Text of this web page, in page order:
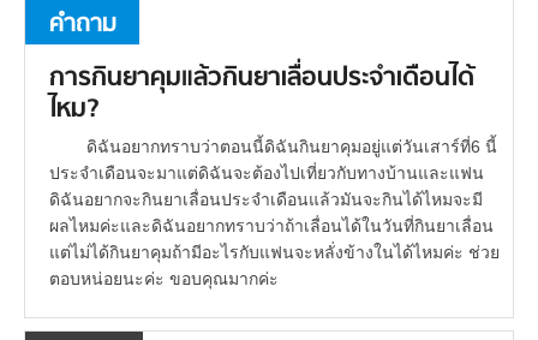
คำถาม
การกินยาคุมแล้วกินยาเลื่อนประจำเดือนได้
ไหม?
ดิฉันอยากทราบว่าตอนนี้ดิฉันกินยาคุมอยู่แต่วันเสาร์ที่6 นี้
ประจำเดือนจะมาแต่ดิฉันจะต้องไปเที่ยวกับทางบ้านและแฟน
ดิฉันอยากจะกินยาเลื่อนประจำเดือนแล้วมันจะกินได้ไหมจะมี
ผลไหมค่ะและดิฉันอยากทราบว่าถ้าเลื่อนได้ในวันที่กินยาเลื่อน
แต่ไม่ได้กินยาคุมถ้ามีอะไรกับแฟนจะหลั่งข้างในได้ไหมค่ะ ช่วย
ตอบหน่อยนะค่ะ ขอบคุณมากค่ะ